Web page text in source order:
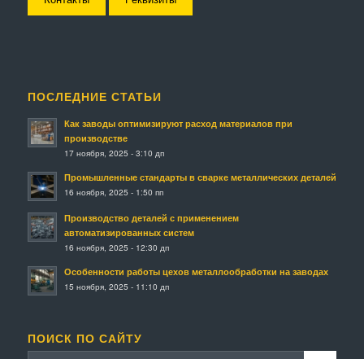
ПОСЛЕДНИЕ СТАТЬИ
Как заводы оптимизируют расход материалов при
производстве
17 ноября, 2025 - 3:10 дп
Промышленные стандарты в сварке металлических деталей
16 ноября, 2025 - 1:50 пп
Производство деталей с применением
автоматизированных систем
16 ноября, 2025 - 12:30 дп
Особенности работы цехов металлообработки на заводах
15 ноября, 2025 - 11:10 дп
ПОИСК ПО САЙТУ